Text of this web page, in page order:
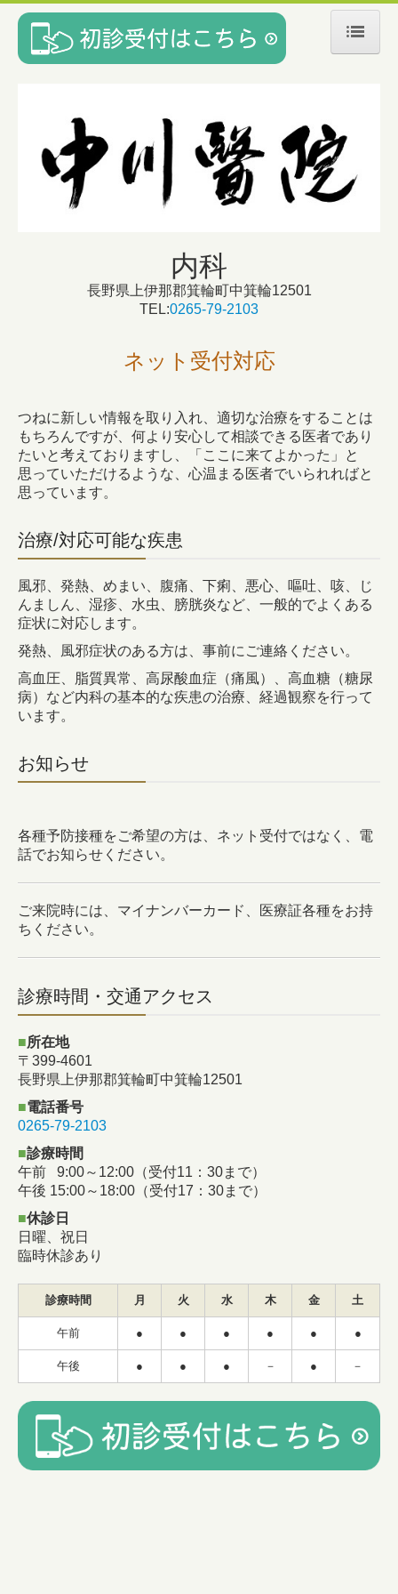
医師紹介
交通案内
内科
長野県上伊那郡箕輪町中箕輪12501
TEL:0265-79-2103
ネット受付対応
つねに新しい情報を取り入れ、適切な治療をすることは
もちろんですが、何より安心して相談できる医者であり
たいと考えておりますし、「ここに来てよかった」と
思っていただけるような、心温まる医者でいられればと
思っています。
治療/対応可能な疾患
風邪、発熱、めまい、腹痛、下痢、悪心、嘔吐、咳、じ
んましん、湿疹、水虫、膀胱炎など、一般的でよくある
症状に対応します。
発熱、風邪症状のある方は、事前にご連絡ください。
高血圧、脂質異常、高尿酸血症（痛風）、高血糖（糖尿
病）など内科の基本的な疾患の治療、経過観察を行って
います。
お知らせ
各種予防接種をご希望の方は、ネット受付ではなく、電
話でお知らせください。
ご来院時には、マイナンバーカード、医療証各種をお持
ちください。
診療時間・交通アクセス
■所在地
〒399-4601
長野県上伊那郡箕輪町中箕輪12501
■電話番号
0265-79-2103
■診療時間
午前 9:00～12:00（受付11：30まで）
午後 15:00～18:00（受付17：30まで）
■休診日
日曜、祝日
臨時休診あり
診療時間 月 火 水 木 金 土
午前 ● ● ● ● ● ●
午後 ● ● ● － ● －